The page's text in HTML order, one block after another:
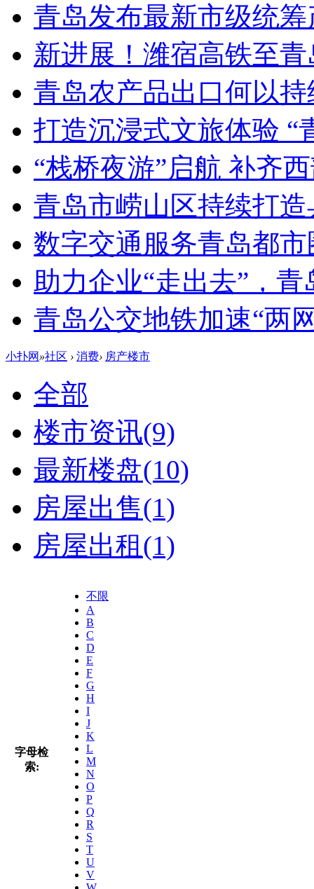
青岛发布最新市级统
新进展！潍宿高铁至
青岛农产品出口何以持
打造沉浸式文旅体验 “
“栈桥夜游”启航 补齐
青岛市崂山区持续打
数字交通服务青岛都
助力企业“走出去”，
青岛公交地铁加速“两
小扑网 »社区 › 消费› 房产楼市
全部
楼市资讯(9)
最新楼盘(10)
房屋出售(1)
房屋出租(1)
字母检
索:
不限
A
B
C
D
E
F
G
H
I
J
K
L
M
N
O
P
Q
R
S
T
U
V